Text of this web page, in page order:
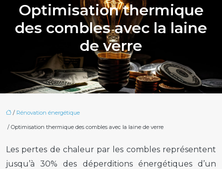
Optimisation thermique
des combles avec la laine
de verre
/ Rénovation énergétique
/ Optimisation thermique des combles avec la laine de verre
Les pertes de chaleur par les combles représentent
jusqu’à 30% des déperditions énergétiques d’un